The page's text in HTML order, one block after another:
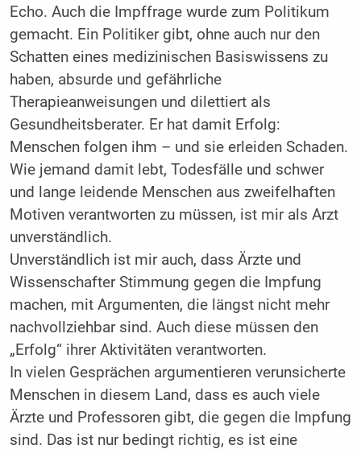
Echo. Auch die Impffrage wurde zum Politikum
gemacht. Ein Politiker gibt, ohne auch nur den
Schatten eines medizinischen Basiswissens zu
haben, absurde und gefährliche
Therapieanweisungen und dilettiert als
Gesundheitsberater. Er hat damit Erfolg:
Menschen folgen ihm – und sie erleiden Schaden.
Wie jemand damit lebt, Todesfälle und schwer
und lange leidende Menschen aus zweifelhaften
Motiven verantworten zu müssen, ist mir als Arzt
unverständlich.
Unverständlich ist mir auch, dass Ärzte und
Wissenschafter Stimmung gegen die Impfung
machen, mit Argumenten, die längst nicht mehr
nachvollziehbar sind. Auch diese müssen den
„Erfolg“ ihrer Aktivitäten verantworten.
In vielen Gesprächen argumentieren verunsicherte
Menschen in diesem Land, dass es auch viele
Ärzte und Professoren gibt, die gegen die Impfung
sind. Das ist nur bedingt richtig, es ist eine